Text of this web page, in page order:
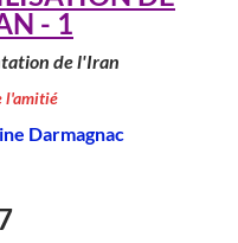
- 1
de l'Iran
l'amitié
Darmagnac